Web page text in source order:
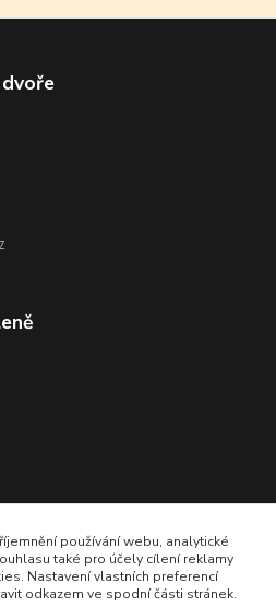
používání webu, analytické
také pro účely cílení reklamy
Nastavení vlastních preferencí
odkazem ve spodní části stránek.